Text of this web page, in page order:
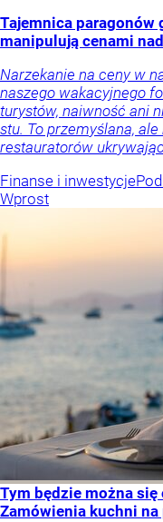
Tajemnica paragonów
manipulują cenami
Narzekanie na ceny w
naszego wakacyjnego
turystów, naiwność ani
stu. To przemyślana,
restauratorów
Finanse i inwestycje
Wprost
Tym będzie można się
Zamówienia kuchni na